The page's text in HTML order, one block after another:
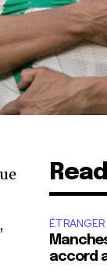
ÉTRANGER
accord